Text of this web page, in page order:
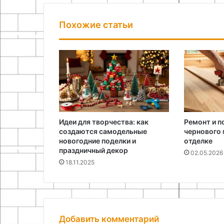
Похожие статьи
Идеи для творчества: как
создаются самодельные
новогодние поделки и
праздничный декор
18.11.2025
Ремонт и
чернового
отделке
02.05.2026
Добавить комментарий